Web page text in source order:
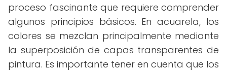
proceso fascinante que requiere comprender
algunos principios básicos. En acuarela, los
colores se mezclan principalmente mediante
la superposición de capas transparentes de
pintura. Es importante tener en cuenta que los